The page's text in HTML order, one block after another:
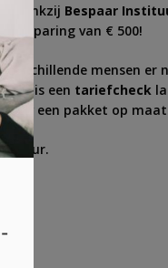
Dankzij Bespaar
besparing van € 500!
verschillende mensen
gratis een tariefcheck
jouw een pakket op